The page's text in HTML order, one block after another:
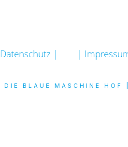
| |
BLAUE MASCHINE HOF |